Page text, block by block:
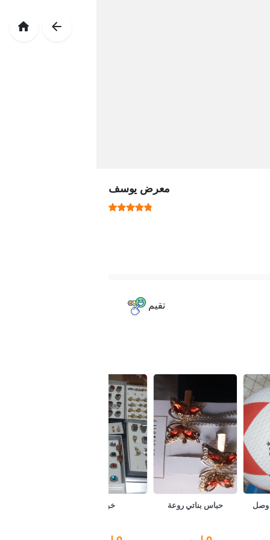
معرض يوسف
تقيم
وصل حباس بناتي روعة خواتم